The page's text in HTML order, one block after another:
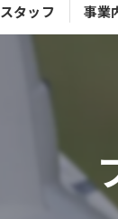
スタッフ 事業